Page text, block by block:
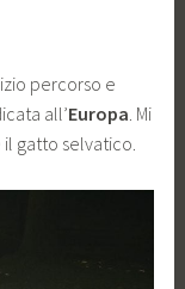
percorso e
all’Europa. Mi
gatto selvatico.